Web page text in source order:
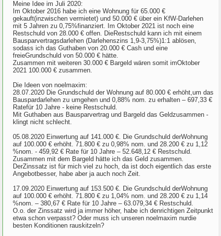
Meine Idee im Juli 2020:
Im Oktober 2016 habe ich eine Wohnung für 65.000 €
gekauft(inzwischen vermietet) und 50.000 € über ein KfW-Darlehen
mit 5 Jahren zu 0,75%finanziert. Im Oktober 2021 ist noch eine
Restschuld von 28.000 € offen. DieRestschuld kann ich mit einem
Bausparvertragsdarlehen (Darlehenszins 1,9-3,75%)1:1 ablösen,
sodass ich das Guthaben von 20.000 € Cash und eine
freieGrundschuld von 50.000 € hätte.
Zusammen mit weiteren 30.000 € Bargeld wären somit imOktober
2021 100.000 € zusammen.
Die Ideen von noelmaxim:
28.07.2020 Die Grundschuld der Wohnung auf 80.000 € erhöht,um das
Bauspardarlehen zu umgehen und 0,88% nom. zu erhalten – 697,33 €
Ratefür 10 Jahre - keine Restschuld.
Mit Guthaben aus Bausparvertrag und Bargeld das Geldzusammen -
klingt nicht schlecht.
05.08.2020 Einwertung auf 141.000 €. Die Grundschuld derWohnung
auf 100.000 € erhöht. 71.800 € zu 0,98% nom. und 28.200 € zu 1,12
%nom. - 459,92 € Rate für 10 Jahre – 52.648,12 € Restschuld.
Zusammen mit dem Bargeld hätte ich das Geld zusammen.
DerZinssatz ist für mich viel zu hoch, da ist doch eigentlich das erste
Angebotbesser, habe aber ja auch noch Zeit.
17.09.2020 Einwertung auf 153.500 €. Die Grundschuld derWohnung
auf 100.000 € erhöht. 71.800 € zu 1,04% nom. und 28.200 € zu 1,14
%nom. – 380,67 € Rate für 10 Jahre – 63.079,34 € Restschuld.
O.o. der Zinssatz wird ja immer höher, habe ich denrichtigen Zeitpunkt
etwa schon verpasst? Oder muss ich unseren noelmaxim nurdie
besten Konditionen rauskitzeln?